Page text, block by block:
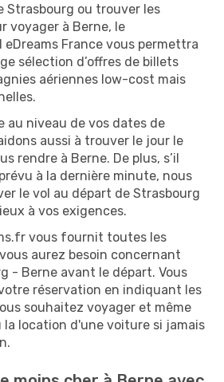
Strasbourg ou trouver les
voyager à Berne, le
France vous permettra
sélection d’offres de billets
aériennes low-cost mais
au niveau de vos dates de
aussi à trouver le jour le
rendre à Berne. De plus, s’il
à la dernière minute, nous
le vol au départ de Strasbourg
à vos exigences.
vous fournit toutes les
aurez besoin concernant
- Berne avant le départ. Vous
réservation en indiquant les
souhaitez voyager et même
location d'une voiture si jamais